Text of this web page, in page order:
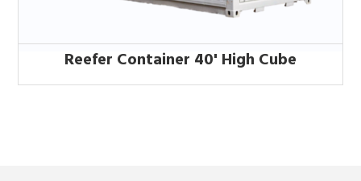
Reefer Container 40' High Cube